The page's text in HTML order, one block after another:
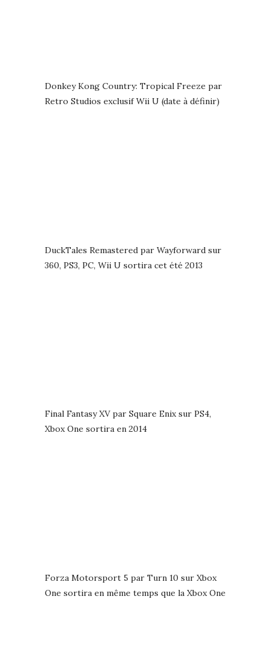
Donkey Kong Country: Tropical Freeze par
Retro Studios exclusif Wii U (date à définir)
DuckTales Remastered par Wayforward sur
360, PS3, PC, Wii U sortira cet été 2013
Final Fantasy XV par Square Enix sur PS4,
Xbox One sortira en 2014
Forza Motorsport 5 par Turn 10 sur Xbox
One sortira en même temps que la Xbox One